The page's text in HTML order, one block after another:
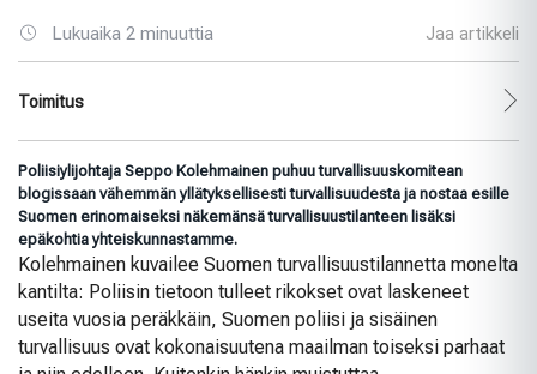
Lukuaika 2 minuuttia Jaa artikkeli
Toimitus
Poliisiylijohtaja Seppo Kolehmainen puhuu turvallisuuskomitean
blogissaan vähemmän yllätyksellisesti turvallisuudesta ja nostaa esille
Suomen erinomaiseksi näkemänsä turvallisuustilanteen lisäksi
epäkohtia yhteiskunnastamme.
Kolehmainen kuvailee Suomen turvallisuustilannetta monelta
kantilta: Poliisin tietoon tulleet rikokset ovat laskeneet
useita vuosia peräkkäin, Suomen poliisi ja sisäinen
turvallisuus ovat kokonaisuutena maailman toiseksi parhaat